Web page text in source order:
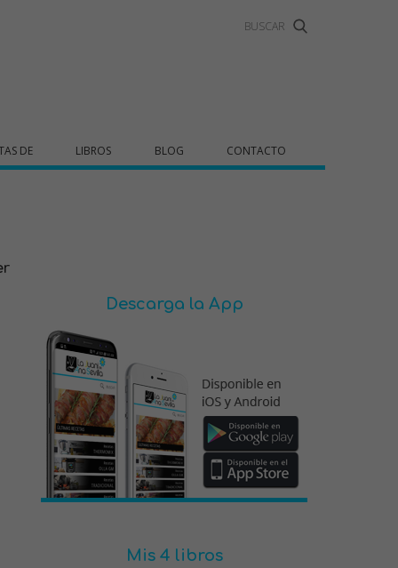
DE LIBROS BLOG CONTACTO
Descarga la App
Mis 4 libros